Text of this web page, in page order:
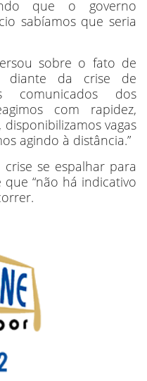
que o governo
sabíamos que seria
sobre o fato de
da crise de
comunicados dos
com rapidez,
vagas
agindo à distância.”
se espalhar para
“não há indicativo